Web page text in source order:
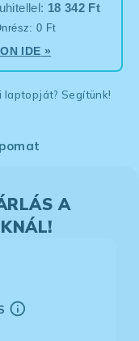
18 342 Ft
0 Ft
IDE »
laptopját? Segítünk!
A